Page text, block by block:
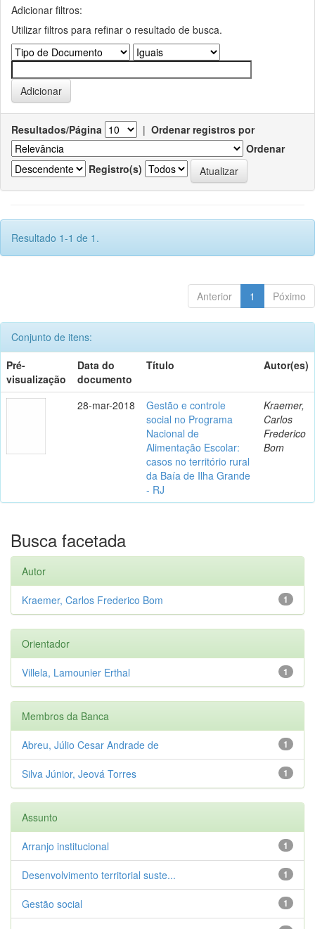
Adicionar filtros:
Utilizar filtros para refinar o resultado de busca.
Resultados/Página | Ordenar registros por
Ordenar
Registro(s)
Resultado 1-1 de 1.
Anterior 1 Póximo
Conjunto de itens:
Pré-
visualização
Data do
documento
Título Autor(es)
28-mar-2018
Gestão e controle
social no Programa
Nacional de
Alimentação Escolar:
casos no território rural
da Baía de Ilha Grande
- RJ
Kraemer,
Carlos
Frederico
Bom
Busca facetada
Autor
1
Kraemer, Carlos Frederico Bom
Orientador
1
Villela, Lamounier Erthal
Membros da Banca
1
Abreu, Júlio Cesar Andrade de
1
Silva Júnior, Jeová Torres
Assunto
1
Arranjo institucional
1
Desenvolvimento territorial suste...
1
Gestão social